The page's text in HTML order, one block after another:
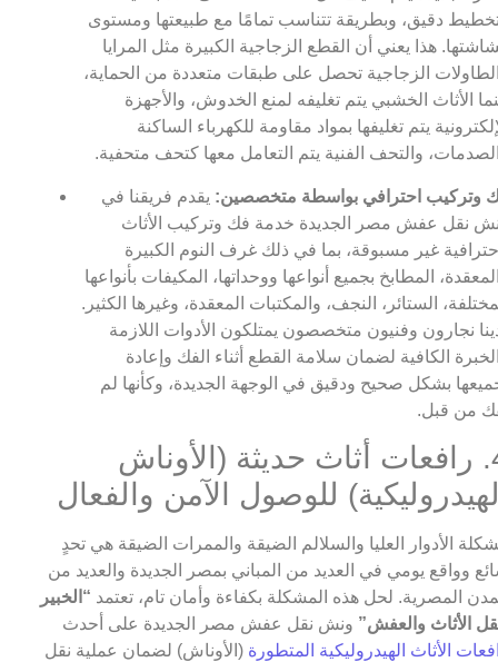
دقيق، وبطريقة تتناسب تمامًا مع طبيعتها ومستوى
هذا يعني أن القطع الزجاجية الكبيرة مثل المرايا
الزجاجية تحصل على طبقات متعددة من الحماية،
الأثاث الخشبي يتم تغليفه لمنع الخدوش، والأجهزة
يتم تغليفها بمواد مقاومة للكهرباء الساكنة
والتحف الفنية يتم التعامل معها كتحف متحفية.
وتركيب احترافي بواسطة متخصصين: يقدم فريقنا في
نقل عفش مصر الجديدة خدمة فك وتركيب الأثاث
غير مسبوقة، بما في ذلك غرف النوم الكبيرة
المطابخ بجميع أنواعها ووحداتها، المكيفات بأنواعها
الستائر، النجف، والمكتبات المعقدة، وغيرها الكثير.
نجارون وفنيون متخصصون يمتلكون الأدوات اللازمة
الكافية لضمان سلامة القطع أثناء الفك وإعادة
بشكل صحيح ودقيق في الوجهة الجديدة، وكأنها لم
من قبل.
4. رافعات أثاث حديثة (الأوناش
للوصول الآمن والفعال
الأدوار العليا والسلالم الضيقة والممرات الضيقة هي تحدٍ
وواقع يومي في العديد من المباني بمصر الجديدة والعديد من
المصرية. لحل هذه المشكلة بكفاءة وأمان تام، تعتمد “الخبير
الأثاث والعفش” ونش نقل عفش مصر الجديدة على أحدث
الأثاث الهيدروليكية المتطورة (الأوناش) لضمان عملية نقل